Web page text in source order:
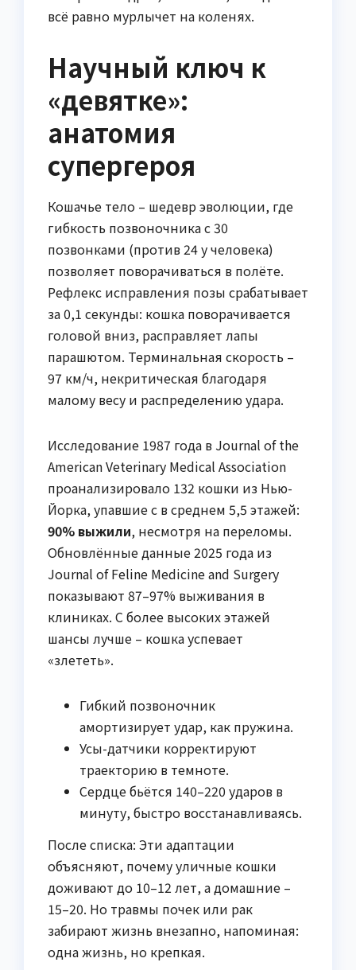
всё равно мурлычет на коленях.
Научный ключ к
«девятке»:
анатомия
супергероя
Кошачье тело – шедевр эволюции, где
гибкость позвоночника с 30
позвонками (против 24 у человека)
позволяет поворачиваться в полёте.
Рефлекс исправления позы срабатывает
за 0,1 секунды: кошка поворачивается
головой вниз, расправляет лапы
парашютом. Терминальная скорость –
97 км/ч, некритическая благодаря
малому весу и распределению удара.
Исследование 1987 года в Journal of the
American Veterinary Medical Association
проанализировало 132 кошки из Нью-
Йорка, упавшие с в среднем 5,5 этажей:
90% выжили, несмотря на переломы.
Обновлённые данные 2025 года из
Journal of Feline Medicine and Surgery
показывают 87–97% выживания в
клиниках. С более высоких этажей
шансы лучше – кошка успевает
«злететь».
Гибкий позвоночник
амортизирует удар, как пружина.
Усы-датчики корректируют
траекторию в темноте.
Сердце бьётся 140–220 ударов в
минуту, быстро восстанавливаясь.
После списка: Эти адаптации
объясняют, почему уличные кошки
доживают до 10–12 лет, а домашние –
15–20. Но травмы почек или рак
забирают жизнь внезапно, напоминая:
одна жизнь, но крепкая.